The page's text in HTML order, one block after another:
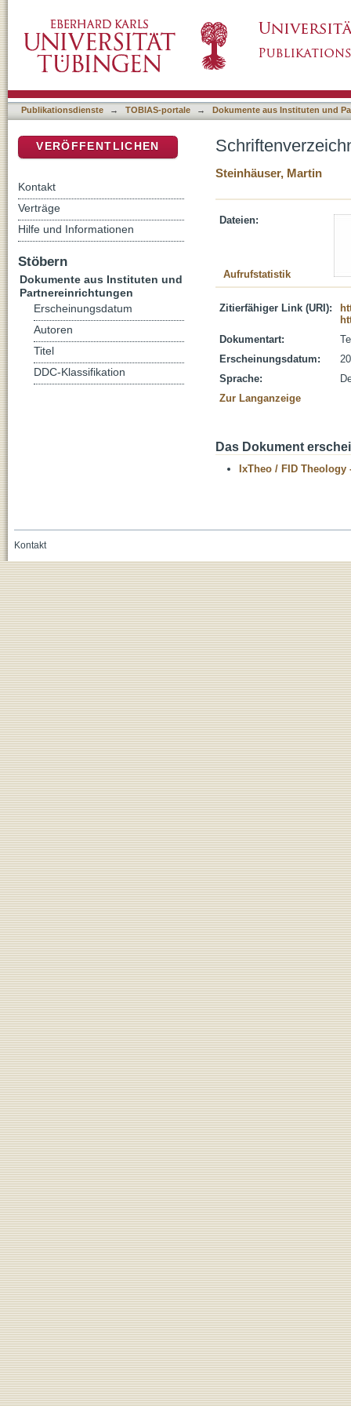
Publikationsdienste → TOBIAS-portale → Dokumente aus Instituten und
Steinhäuser, Martin
Dateien:
Aufrufstatistik
Zitierfähiger Link (URI):
Dokumentart:
Erscheinungsdatum:
Sprache:
Zur Langanzeige
Das Dokument
IxTheo / FID Theology
VERÖFFENTLICHEN
Kontakt
Verträge
Hilfe und Informationen
Stöbern
Dokumente aus Instituten und
Partnereinrichtungen
Erscheinungsdatum
Autoren
Titel
DDC-Klassifikation
Kontakt